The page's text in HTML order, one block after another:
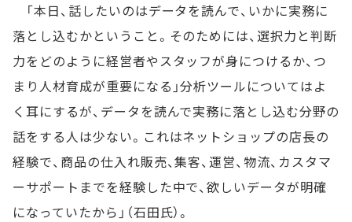
「本日、話したいのはデータを読んで、いかに実務に
落とし込むかということ。そのためには、選択力と判断
力をどのように経営者やスタッフが身につけるか、つ
まり人材育成が重要になる」分析ツールについてはよ
く耳にするが、データを読んで実務に落とし込む分野の
話をする人は少ない。これはネットショップの店長の
経験で、商品の仕入れ販売、集客、運営、物流、カスタマ
ーサポートまでを経験した中で、欲しいデータが明確
になっていたから」（石田氏）。